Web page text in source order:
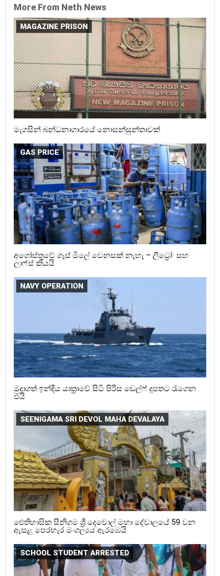
More From Neth News
MAGAZINE PRISON
මැගසින් බන්ධනාගාරයේ නොසන්සුන්තාවක්
GAS PRICE
අගෝස්තුවේ ගෑස් මිලේ වෙනසක් නැහැ – ලිට්‍රෝ සහ
ලාෆ්ස් කියයි
NAVY OPERATION
මුදාගත් ඉන්දීය යාත්‍රාවේ සිටි පිරිස ඩෙල්ෆ් දූපතට රැගෙන
එයි
SEENIGAMA SRI DEVOL MAHA DEVALAYA
ඓතිහාසික සීනිගම ශ්‍රී දෙවොල් මහා දේවාලයේ 59 වන
ඇසළ පෙරහැර මංගල්‍යය ඇරඹෙයි
SCHOOL STUDENT ARRESTED